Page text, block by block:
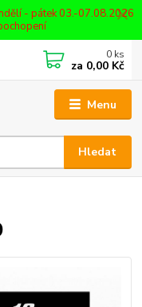
- pátek 03.-07.08.2026
Menu
Hledat
0 ks
za 0,00 Kč